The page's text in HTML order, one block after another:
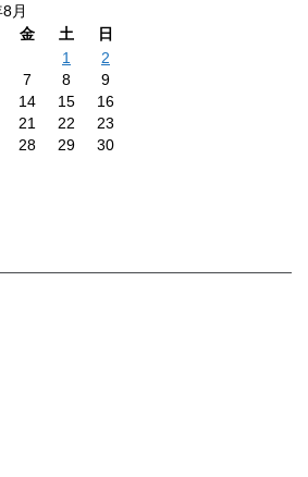
月
金 土
日
1
2
7 8
9
14 15
16
21 22
23
28 29
30